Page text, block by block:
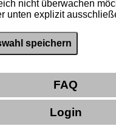
nicht überwachen
unten explizit
FAQ
Login